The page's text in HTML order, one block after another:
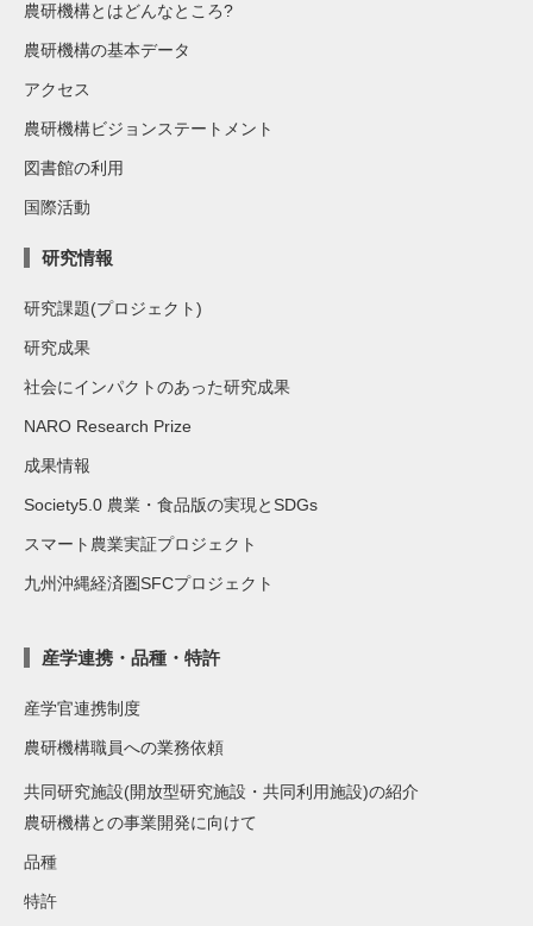
農研機構とはどんなところ?
農研機構の基本データ
アクセス
農研機構ビジョンステートメント
図書館の利用
国際活動
研究情報
研究課題(プロジェクト)
研究成果
社会にインパクトのあった研究成果
NARO Research Prize
成果情報
Society5.0 農業・食品版の実現とSDGs
スマート農業実証プロジェクト
九州沖縄経済圏SFCプロジェクト
産学連携・品種・特許
産学官連携制度
農研機構職員への業務依頼
共同研究施設(開放型研究施設・共同利用施設)の紹介
農研機構との事業開発に向けて
品種
特許